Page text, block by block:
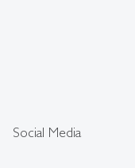
Social Media